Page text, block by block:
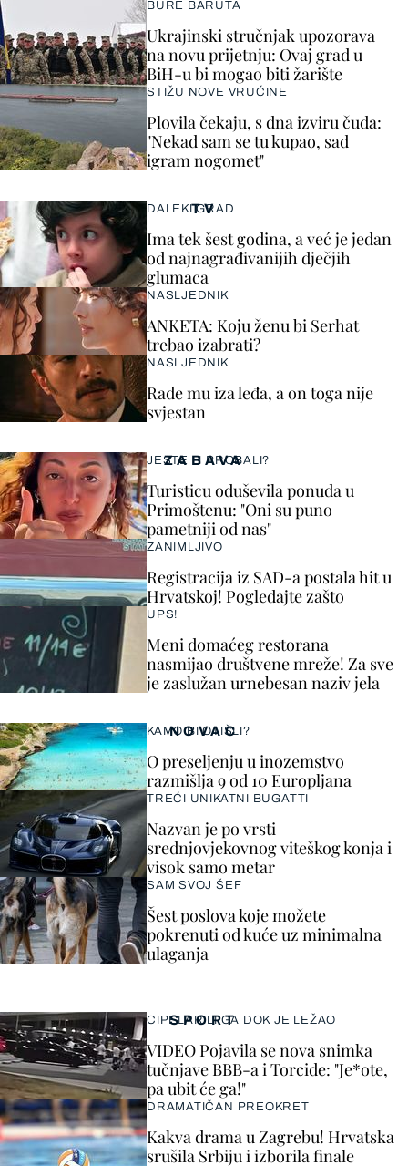
BURE BARUTA
Ukrajinski stručnjak upozorava
na novu prijetnju: Ovaj grad u
BiH-u bi mogao biti žarište
STIŽU NOVE VRUĆINE
Plovila čekaju, s dna izviru čuda:
"Nekad sam se tu kupao, sad
igram nogomet"
ZABAVA
JESTE LI PROBALI?
Turisticu oduševila ponuda u
Primoštenu: "Oni su puno
pametniji od nas"
ZANIMLJIVO
Registracija iz SAD-a postala hit u
Hrvatskoj! Pogledajte zašto
UPS!
Meni domaćeg restorana
nasmijao društvene mreže! Za sve
je zaslužan urnebesan naziv jela
SPORT
CIPELARILI GA DOK JE LEŽAO
VIDEO Pojavila se nova snimka
tučnjave BBB-a i Torcide: "Je*ote,
pa ubit će ga!"
DRAMATIČAN PREOKRET
Kakva drama u Zagrebu! Hrvatska
srušila Srbiju i izborila finale
TV
DALEKI GRAD
Ima tek šest godina, a već je jedan
od najnagrađivanijih dječjih
glumaca
NASLJEDNIK
ANKETA: Koju ženu bi Serhat
trebao izabrati?
NASLJEDNIK
Rade mu iza leđa, a on toga nije
svjestan
NOVAC
KAMO BI OTIŠLI?
O preseljenju u inozemstvo
razmišlja 9 od 10 Europljana
TREĆI UNIKATNI BUGATTI
Nazvan je po vrsti
srednjovjekovnog viteškog konja i
visok samo metar
SAM SVOJ ŠEF
Šest poslova koje možete
pokrenuti od kuće uz minimalna
ulaganja